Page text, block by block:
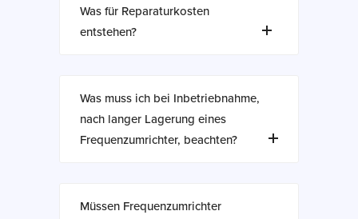
Was für Reparaturkosten
entstehen?
Was muss ich bei Inbetriebnahme,
nach langer Lagerung eines
Frequenzumrichter, beachten?
Müssen Frequenzumrichter